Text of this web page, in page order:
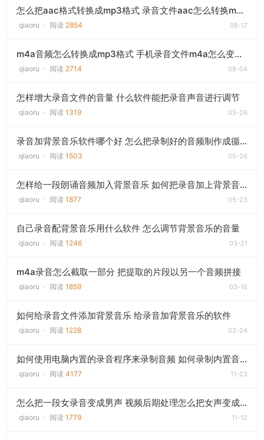
怎么把aac格式转换成mp3格式 录音文件aac怎么转换mp3格式
qiaoru · 阅读 2854 08-17
m4a音频怎么转换成mp3格式 手机录音文件m4a怎么变成mp3
qiaoru · 阅读 2714 08-04
怎样增大录音文件的音量 什么软件能把录音声音进行调节
qiaoru · 阅读 1319 05-26
录音加背景音乐软件哪个好 怎么把录制好的音频制作成循环播放
qiaoru · 阅读 1503 05-26
怎样给一段朗诵音频加入背景音乐 如何把录音加上背景音乐
qiaoru · 阅读 1877 05-23
自己录音配背景音乐用什么软件 怎么调节背景音乐的音量
qiaoru · 阅读 1246 03-21
m4a录音怎么截取一部分 把提取的片段以另一个音频拼接
qiaoru · 阅读 1859 03-16
如何给录音文件添加背景音乐 给录音加背景音乐的软件
qiaoru · 阅读 1228 02-24
如何使用电脑内置的录音程序来录制音频 如何录制内置音频|音频录制软件
qiaoru · 阅读 4177 11-23
怎么把一段女录音变成男声 视频后期处理怎么把女声变成男声呢？
qiaoru · 阅读 1779 11-12